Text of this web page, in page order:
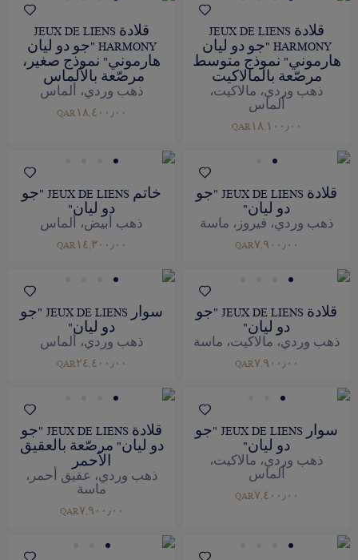
قلادة JEUX DE LIENS
HARMONY "جو دو ليان
هارموني" نموذج متوسط
مرصّعة بالمالاكيت
ذهب وردي، مالاكيت،
ألماس
QAR١٨,١٠٠٫٠٠
قلادة JEUX DE LIENS
HARMONY "جو دو ليان
هارموني" نموذج صغير،
مرصّعة بالألماس
ذهب وردي، ألماس
QAR١٨,٤٠٠٫٠٠
قلادة JEUX DE LIENS "جو
دو ليان"
ذهب وردي، فيروز، ماسة
QAR٧,٩٠٠٫٠٠
خاتم JEUX DE LIENS "جو
دو ليان"
ذهب أبيض، ألماس
QAR١٤,٣٠٠٫٠٠
قلادة JEUX DE LIENS "جو
دو ليان"
ذهب وردي، مالاكيت، ماسة
QAR٧,٩٠٠٫٠٠
سوار JEUX DE LIENS "جو
دو ليان"
ذهب وردي، ألماس
QAR٢٤,٤٠٠٫٠٠
سوار JEUX DE LIENS "جو
دو ليان"
ذهب وردي، مالاكيت،
ألماس
QAR٧,٤٠٠٫٠٠
قلادة JEUX DE LIENS "جو
دو ليان" مرصّعة بالعقيق
الأحمر
ذهب وردي، عقيق أحمر،
ماسة
QAR٧,٩٠٠٫٠٠